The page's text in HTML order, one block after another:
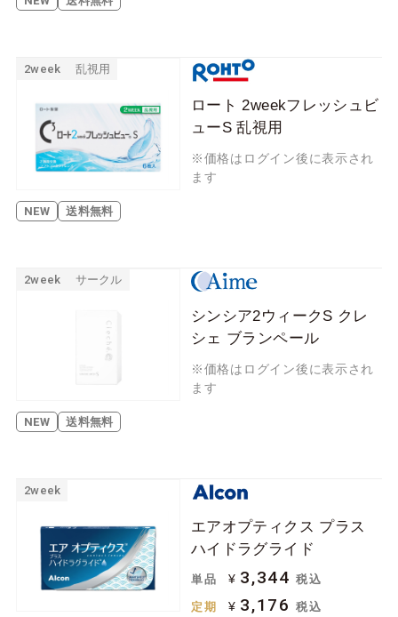
2week 乱視用
NEW 送料無料
ロート 2weekフレッシュビ
ューS 乱視用
※価格はログイン後に表示され
ます
2week サークル
NEW 送料無料
シンシア2ウィークS クレ
シェ ブランペール
※価格はログイン後に表示され
ます
2week
エアオプティクス プラス
ハイドラグライド
単品 ¥ 3,344 税込
定期 ¥ 3,176 税込